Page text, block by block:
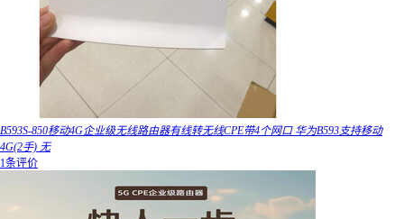
B593S-850移动4G企业级无线路由器有线转无线CPE带4个网口 华为B593支持移动
4G(2手) 无
1条评价